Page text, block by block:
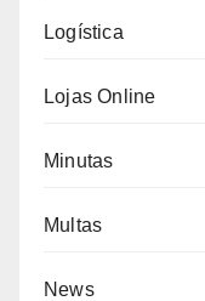
Logística
Lojas Online
Minutas
Multas
News